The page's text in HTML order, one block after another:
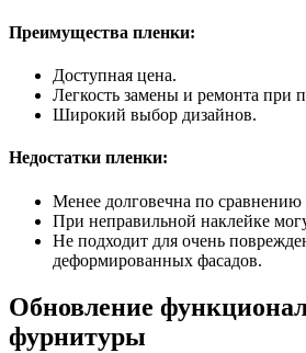
Преимущества пленки:
Доступная цена.
Легкость замены и ремонта при
Широкий выбор дизайнов.
Недостатки пленки:
Менее долговечна по сравнению
При неправильной наклейке
Не подходит для очень
деформированных фасадов.
Обновление
фурнитуры